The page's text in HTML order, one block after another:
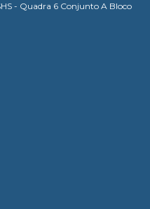
- Quadra 6 Conjunto A Bloco